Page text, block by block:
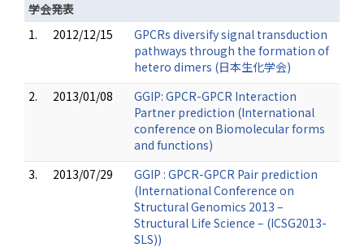
学会発表
1.
2012/12/15
GPCRs diversify signal transduction
pathways through the formation of
hetero dimers (日本生化学会)
2.
2013/01/08
GGIP: GPCR-GPCR Interaction
Partner prediction (International
conference on Biomolecular forms
and functions)
3.
2013/07/29
GGIP : GPCR-GPCR Pair prediction
(International Conference on
Structural Genomics 2013 –
Structural Life Science – (ICSG2013-
SLS))